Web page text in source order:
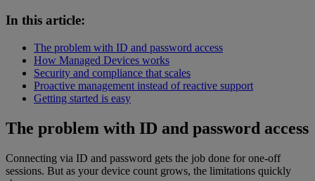
In this article:
The problem with ID and password access
How Managed Devices works
Security and compliance that scales
Proactive management instead of reactive support
Getting started is easy
The problem with ID and password access
Connecting via ID and password gets the job done for one-off
sessions. But as your device count grows, the limitations quickly